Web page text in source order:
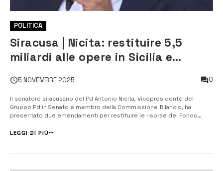
POLITICA
Siracusa | Nicita: restituire 5,5
miliardi alle opere in Sicilia e
5 NOVEMBRE 2025 0
Il senatore siracusano del Pd Antonio Nicita, Vicepresidente del
Gruppo Pd in Senato e membro della Commissione Bilancio, ha
presentato due emendamenti per restituire le risorse del Fondo
Nicita chiede chiede il definanziamento delle somme destinate al
LEGGI DI PIÙ